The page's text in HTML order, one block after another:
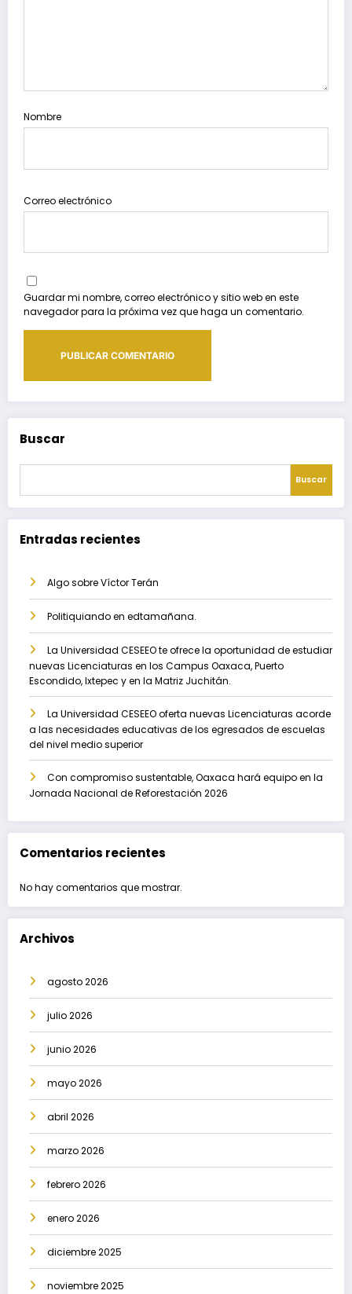
Nombre
Correo electrónico
Guardar mi nombre, correo electrónico y sitio web en este
navegador para la próxima vez que haga un comentario.
Buscar
Buscar
Entradas recientes
Algo sobre Víctor Terán
Politiquiando en edtamañana.
La Universidad CESEEO te ofrece la oportunidad de estudiar
nuevas Licenciaturas en los Campus Oaxaca, Puerto
Escondido, Ixtepec y en la Matriz Juchitán.
La Universidad CESEEO oferta nuevas Licenciaturas acorde
a las necesidades educativas de los egresados de escuelas
del nivel medio superior
Con compromiso sustentable, Oaxaca hará equipo en la
Jornada Nacional de Reforestación 2026
Comentarios recientes
No hay comentarios que mostrar.
Archivos
agosto 2026
julio 2026
junio 2026
mayo 2026
abril 2026
marzo 2026
febrero 2026
enero 2026
diciembre 2025
noviembre 2025